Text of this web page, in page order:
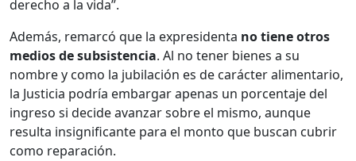
derecho a la vida”.
Además, remarcó que la expresidenta no tiene otros
medios de subsistencia. Al no tener bienes a su
nombre y como la jubilación es de carácter alimentario,
la Justicia podría embargar apenas un porcentaje del
ingreso si decide avanzar sobre el mismo, aunque
resulta insignificante para el monto que buscan cubrir
como reparación.